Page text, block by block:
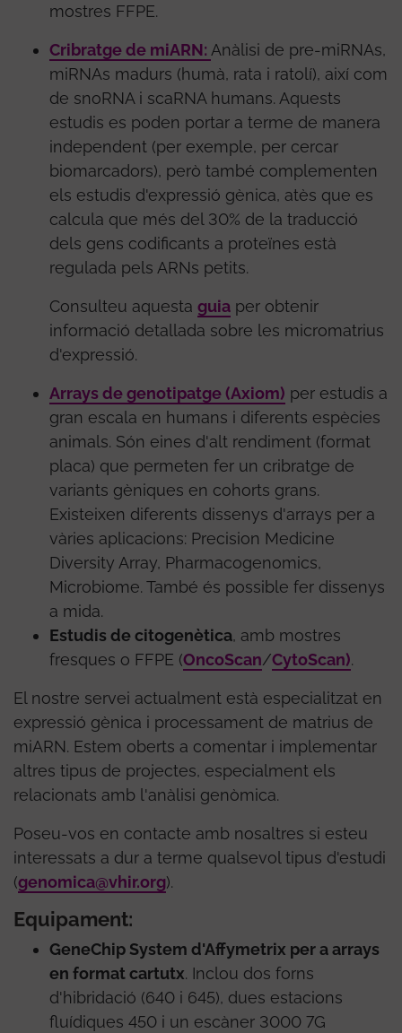
mostres FFPE.
Cribratge de miARN: Anàlisi de pre-miRNAs,
miRNAs madurs (humà, rata i ratolí), així com
de snoRNA i scaRNA humans. Aquests
estudis es poden portar a terme de manera
independent (per exemple, per cercar
biomarcadors), però també complementen
els estudis d'expressió gènica, atès que es
calcula que més del 30% de la traducció
dels gens codificants a proteïnes està
regulada pels ARNs petits.
Consulteu aquesta guia per obtenir
informació detallada sobre les micromatrius
d'expressió.
Arrays de genotipatge (Axiom) per estudis a
gran escala en humans i diferents espècies
animals. Són eines d'alt rendiment (format
placa) que permeten fer un cribratge de
variants gèniques en cohorts grans.
Existeixen diferents dissenys d'arrays per a
vàries aplicacions: Precision Medicine
Diversity Array, Pharmacogenomics,
Microbiome. També és possible fer dissenys
a mida.
Estudis de citogenètica, amb mostres
fresques o FFPE (OncoScan/CytoScan).
El nostre servei actualment està especialitzat en
expressió gènica i processament de matrius de
miARN. Estem oberts a comentar i implementar
altres tipus de projectes, especialment els
relacionats amb l'anàlisi genòmica.
Poseu-vos en contacte amb nosaltres si esteu
interessats a dur a terme qualsevol tipus d'estudi
(genomica@vhir.org).
Equipament:
GeneChip System d'Affymetrix per a arrays
en format cartutx. Inclou dos forns
d'hibridació (640 i 645), dues estacions
fluídiques 450 i un escàner 3000 7G